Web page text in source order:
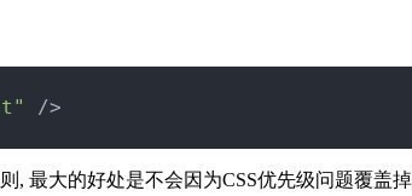
/>
, 最大的好处是不会因为CSS优先级问题覆盖